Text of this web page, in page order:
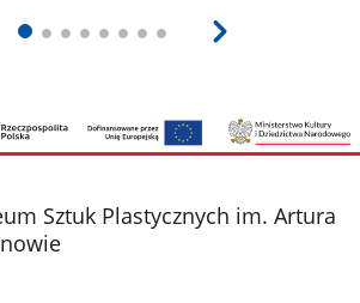
Sztuk Plastycznych im. Artura